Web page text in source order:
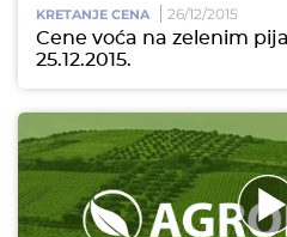
KRETANJE CENA 26/12/2015
Cene voća na zelenim
25.12.2015.